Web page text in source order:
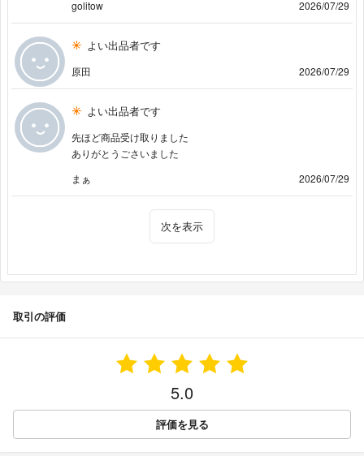
golitow 2026/07/29
よい出品者です
原田 2026/07/29
よい出品者です
先ほど商品受け取りました
ありがとうごさいました
まぁ
2026/07/29
次を表示
取引の評価
5.0
評価を見る